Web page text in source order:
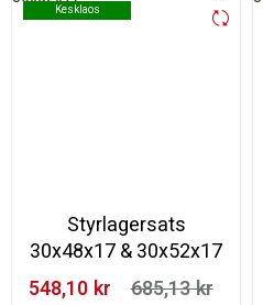
Kesklaos
Kesklaos
Styrlagersats
30x48x17 & 30x52x17
548,10 kr‎
685,13 kr‎